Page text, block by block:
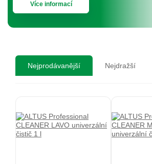
Více informací
Nejprodávanější Nejdražší